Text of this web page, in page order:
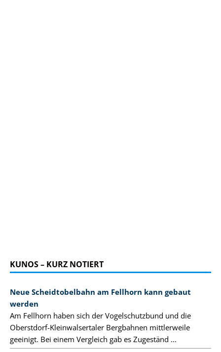
KUNOS – KURZ NOTIERT
Neue Scheidtobelbahn am Fellhorn kann gebaut
werden
Am Fellhorn haben sich der Vogelschutzbund und die
Oberstdorf-Kleinwalsertaler Bergbahnen mittlerweile
geeinigt. Bei einem Vergleich gab es Zugeständ ...